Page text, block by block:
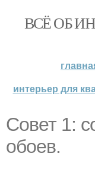
ВСЁ ОБ
интерьер для
Совет 1:
обоев.